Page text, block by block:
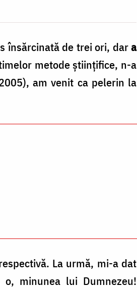
însărcinată de trei ori, dara
metode științifice, n-a
am venit ca pelerin la
La urmă, mi-a dat
minunea lui Dumnezeu!